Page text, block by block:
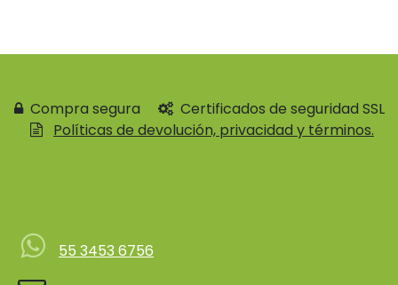
Compra segura
Certificados de seguridad SSL
Políticas de devolución, privacidad y términos.
55 3453 6756